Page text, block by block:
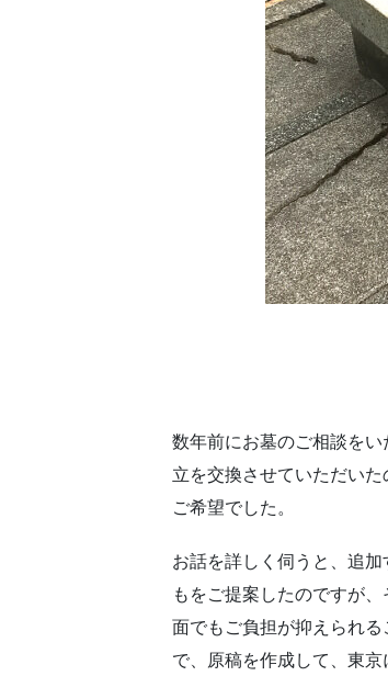
数年前にお墓のご相談を
立を交換させていただい
ご希望でした。
お話を詳しく伺うと、追
もをご提案したのですが
面でもご負担が抑えられ
で、原稿を作成して、東